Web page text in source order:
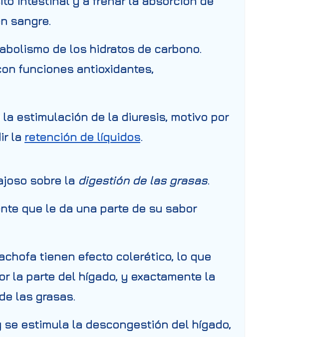
sangre.
de los hidratos de carbono.
funciones antioxidantes,
la estimulación de la diuresis, motivo por
la retención de líquidos.
sobre la digestión de las grasas.
que le da una parte de su sabor
tienen efecto colerético, lo que
la parte del hígado, y exactamente la
las grasas.
se estimula la descongestión del hígado,